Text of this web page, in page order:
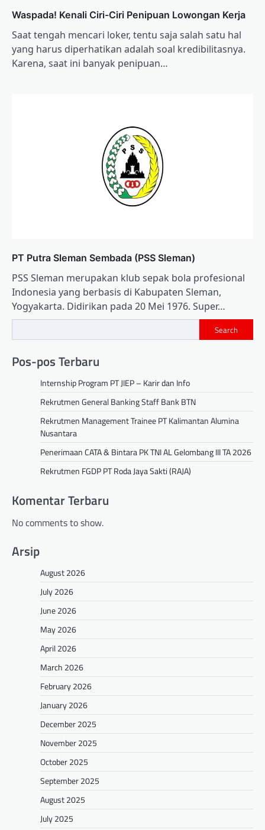
Waspada! Kenali Ciri-Ciri Penipuan Lowongan Kerja
Saat tengah mencari loker, tentu saja salah satu hal
yang harus diperhatikan adalah soal kredibilitasnya.
Karena, saat ini banyak penipuan…
PT Putra Sleman Sembada (PSS Sleman)
PSS Sleman merupakan klub sepak bola profesional
Indonesia yang berbasis di Kabupaten Sleman,
Yogyakarta. Didirikan pada 20 Mei 1976. Super…
Search
Pos-pos Terbaru
Internship Program PT JIEP – Karir dan Info
Rekrutmen General Banking Staff Bank BTN
Rekrutmen Management Trainee PT Kalimantan Alumina
Nusantara
Penerimaan CATA & Bintara PK TNI AL Gelombang III TA 2026
Rekrutmen FGDP PT Roda Jaya Sakti (RAJA)
Komentar Terbaru
No comments to show.
Arsip
August 2026
July 2026
June 2026
May 2026
April 2026
March 2026
February 2026
January 2026
December 2025
November 2025
October 2025
September 2025
August 2025
July 2025